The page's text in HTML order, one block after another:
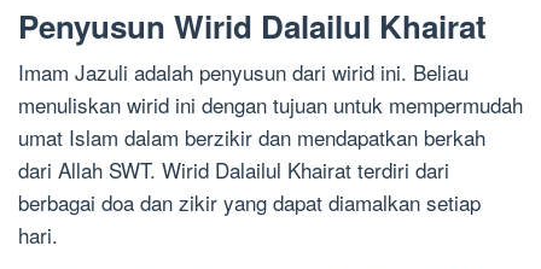
Penyusun Wirid Dalailul Khairat
Imam Jazuli adalah penyusun dari wirid ini. Beliau
menuliskan wirid ini dengan tujuan untuk mempermudah
umat Islam dalam berzikir dan mendapatkan berkah
dari Allah SWT. Wirid Dalailul Khairat terdiri dari
berbagai doa dan zikir yang dapat diamalkan setiap
hari.